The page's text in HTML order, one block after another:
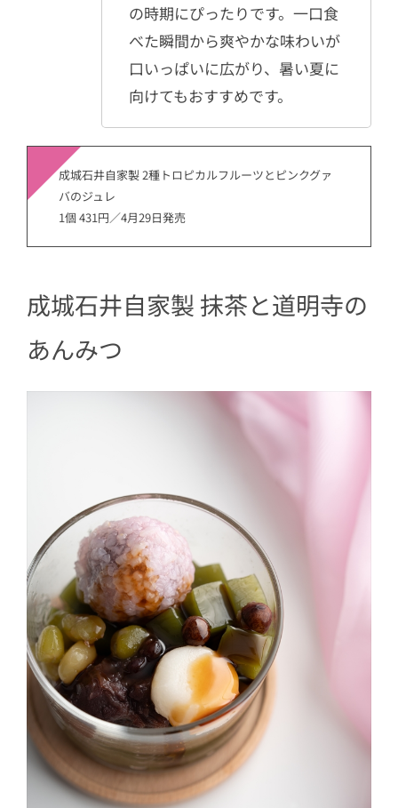
の時期にぴったりです。一口食
べた瞬間から爽やかな味わいが
口いっぱいに広がり、暑い夏に
向けてもおすすめです。
成城石井自家製 2種トロピカルフルーツとピンクグァ
バのジュレ
1個 431円／4月29日発売
成城石井自家製 抹茶と道明寺の
あんみつ